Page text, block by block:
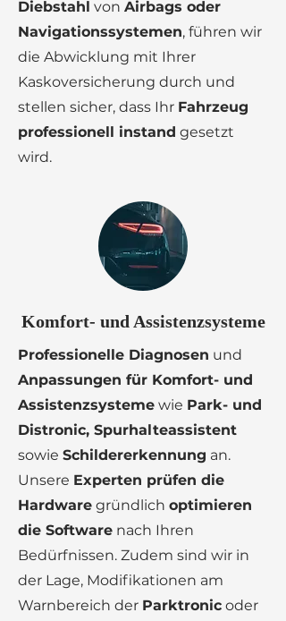
Diebstahl von Airbags oder
Navigationssystemen, führen wir
die Abwicklung mit Ihrer
Kaskoversicherung durch und
stellen sicher, dass Ihr Fahrzeug
professionell instand gesetzt
wird.
Komfort- und Assistenzsysteme
Professionelle Diagnosen und
Anpassungen für Komfort- und
Assistenzsysteme wie Park- und
Distronic, Spurhalteassistent
sowie Schildererkennung an.
Unsere Experten prüfen die
Hardware gründlich optimieren
die Software nach Ihren
Bedürfnissen. Zudem sind wir in
der Lage, Modifikationen am
Warnbereich der Parktronic oder